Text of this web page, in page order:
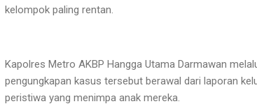
kelompok paling rentan.
Kapolres Metro AKBP Hangga Utama Darmawan
pengungkapan kasus tersebut berawal dari laporan
peristiwa yang menimpa anak mereka.